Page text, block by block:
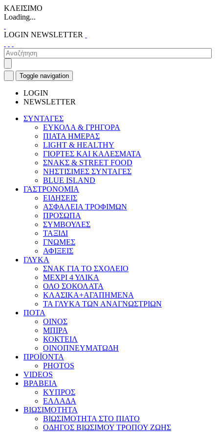
ΚΛΕΙΣΙΜΟ
Loading...
LOGIN NEWSLETTER
Toggle navigation
LOGIN
NEWSLETTER
ΣΥΝΤΑΓΕΣ
ΕΥΚΟΛΑ & ΓΡΗΓΟΡΑ
ΠΙΑΤΑ ΗΜΕΡΑΣ
LIGHT & HEALTHY
ΓΙΟΡΤΕΣ ΚΑΙ ΚΑΛΕΣΜΑΤΑ
ΣΝΑΚΣ & STREET FOOD
ΝΗΣΤΙΣΙΜΕΣ ΣΥΝΤΑΓΕΣ
BLUE ISLAND
ΓΑΣΤΡΟΝΟΜΙΑ
ΕΙΔΗΣΕΙΣ
ΑΣΦΑΛΕΙΑ ΤΡΟΦΙΜΩΝ
ΠΡΟΣΩΠΑ
ΣΥΜΒΟΥΛΕΣ
ΤΑΞΙΔΙ
ΓΝΩΜΕΣ
ΑΦΙΞΕΙΣ
ΓΛΥΚΑ
ΣΝΑΚ ΓΙΑ ΤΟ ΣΧΟΛΕΙΟ
ΜΕΧΡΙ 4 ΥΛΙΚΑ
ΟΛΟ ΣΟΚΟΛΑΤΑ
ΚΛΑΣΙΚΑ+ΑΓΑΠΗΜΕΝΑ
ΤΑ ΓΛΥΚΑ ΤΩΝ ΑΝΑΓΝΩΣΤΡΙΩΝ
ΠΟΤΑ
ΟΙΝΟΣ
ΜΠΙΡΑ
ΚΟΚΤΕΙΛ
ΟΙΝΟΠΝΕΥΜΑΤΩΔΗ
ΠΡΟΪΟΝΤΑ
PHOTOS
VIDEOS
ΒΡΑΒΕΙΑ
ΚΥΠΡΟΣ
ΕΛΛΑΔΑ
ΒΙΩΣΙΜΟΤΗΤΑ
ΒΙΩΣΙΜΟΤΗΤΑ ΣΤΟ ΠΙΑΤΟ
ΟΔΗΓΟΣ ΒΙΩΣΙΜΟΥ ΤΡΟΠΟΥ ΖΩΗΣ